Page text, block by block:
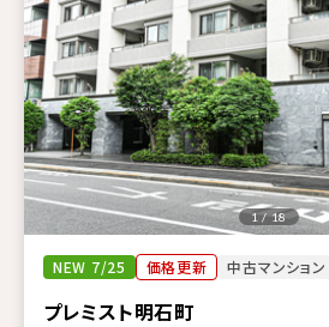
NEW 7/25 価格更新 中古マンション
プレミスト明石町
1 / 18